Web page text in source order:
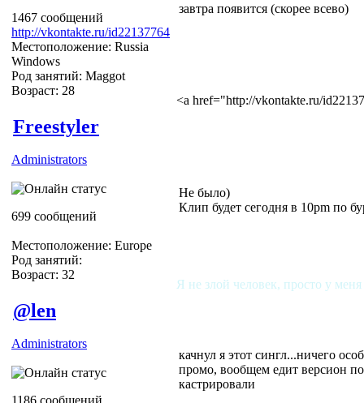
1467 сообщений
http://vkontakte.ru/id22137764
Местоположение: Russia
Windows
Род занятий: Maggot
Возраст: 28
завтра появится (скорее всево)
<a href="http://vkontakte.ru/
Freestyler
Administrators
699 сообщений
Местоположение: Europe
Род занятий:
Возраст: 32
Не было)
Клип будет сегодня в 10pm по
Я не злой человек, просто у
@len
Administrators
1186 сообщений
качнул я этот сингл...ничего
промо, вообщем едит версион
кастрировали